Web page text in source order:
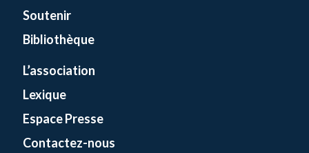
Soutenir
Bibliothèque
L’association
Lexique
Espace Presse
Contactez-nous